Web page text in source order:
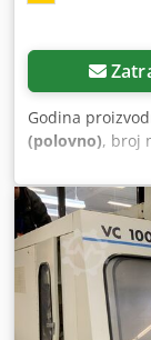
Godina
(polovno), broj
H T Uepfx Af
crane NL
125KG / 0.125
Projekcija: oko
oko 450Kg sa
zavisnosti od
end cap itd.
svitanja 300°,